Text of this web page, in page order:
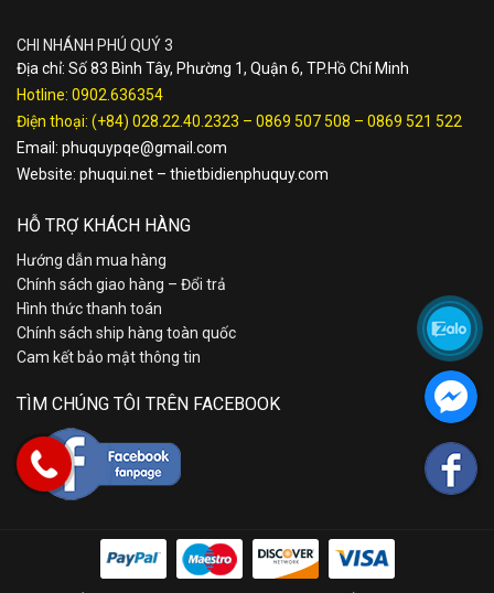
CHI NHÁNH PHÚ QUÝ 3
Địa chỉ: Số 83 Bình Tây, Phường 1, Quận 6, TP.Hồ Chí Minh
Hotline: 0902.636354
Điện thoại: (+84) 028.22.40.2323 – 0869 507 508 – 0869 521 522
Email: phuquypqe@gmail.com
Website: phuqui.net – thietbidienphuquy.com
HỖ TRỢ KHÁCH HÀNG
Hướng dẫn mua hàng
Chính sách giao hàng – Đổi trả
Hình thức thanh toán
Chính sách ship hàng toàn quốc
Cam kết bảo mật thông tin
TÌM CHÚNG TÔI TRÊN FACEBOOK